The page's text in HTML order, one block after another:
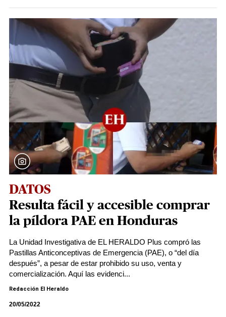
DATOS
Resulta fácil y accesible comprar
la píldora PAE en Honduras
La Unidad Investigativa de EL HERALDO Plus compró las
Pastillas Anticonceptivas de Emergencia (PAE), o “del día
después”, a pesar de estar prohibido su uso, venta y
comercialización. Aquí las evidenci...
Redacción El Heraldo
20/05/2022